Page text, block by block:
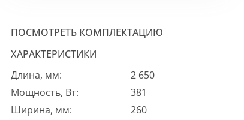
ПОСМОТРЕТЬ КОМПЛЕКТАЦИЮ
ХАРАКТЕРИСТИКИ
Длина, мм:
2 650
Мощность, Вт:
381
Ширина, мм:
260